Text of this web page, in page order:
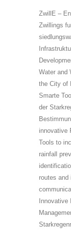
ZwillE –
Zwillings
Water and
the City of
Smarte
der
innovative
Tools to
rainfall
routes and